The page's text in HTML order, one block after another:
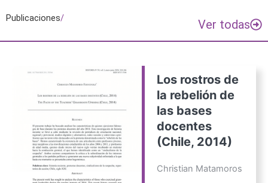
Publicaciones/ Ver todas
Los rostros de
la rebelión de
las bases
docentes
(Chile, 2014)
Christian Matamoros